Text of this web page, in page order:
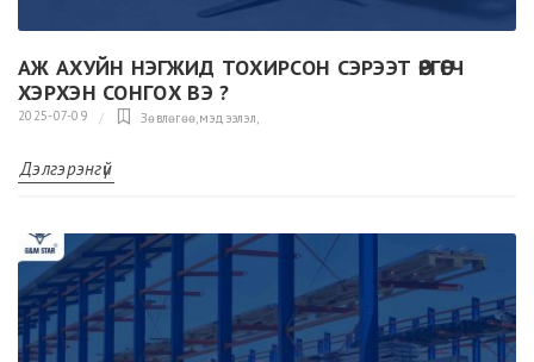
АЖ АХУЙН НЭГЖИД ТОХИРСОН СЭРЭЭТ ӨРГӨГЧ
ХЭРХЭН СОНГОХ ВЭ ?
2025-07-09 Зөвлөгөө,мэдээлэл
Дэлгэрэнгүй